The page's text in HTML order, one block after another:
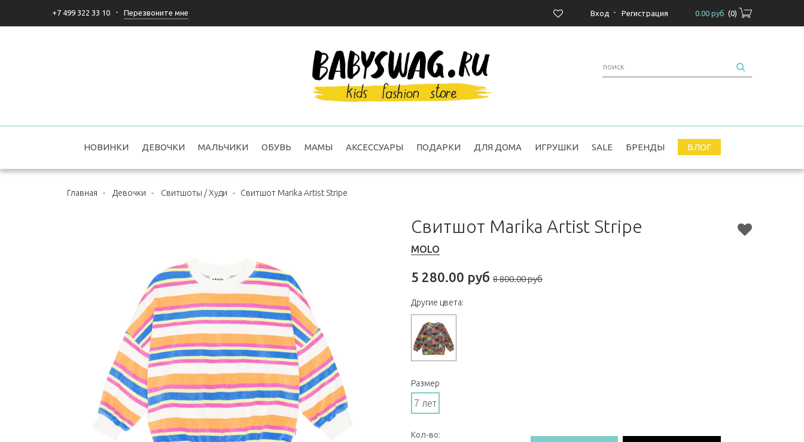
+7 499 322 33 10 - Перезвоните мне 0.00 руб (0)
Вход - Регистрация
НОВИНКИ ДЕВОЧКИ МАЛЬЧИКИ ОБУВЬ МАМЫ АКСЕССУАРЫ ПОДАРКИ ДЛЯ ДОМА ИГРУШКИ SALE БРЕНДЫ БЛОГ
Главная - Девочки - Свитшоты / Худи - Свитшот Marika Artist Stripe
Свитшот Marika Artist Stripe
MOLO
5 280.00 руб 8 800.00 руб
Другие цвета:
Размер
7 лет
Кол-во: